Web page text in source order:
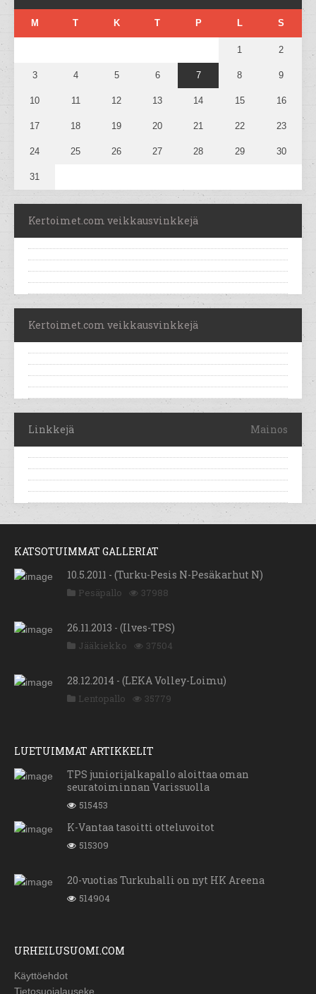
M T K T P L S
1 2
3 4 5 6 7 8 9
10 11 12 13 14 15 16
17 18 19 20 21 22 23
24 25 26 27 28 29 30
31
Kertoimet.com veikkausvinkkejä
Kertoimet.com veikkausvinkkejä
Linkkejä Mainos
KATSOTUIMMAT GALLERIAT
10.5.2011 - (Turku-Pesis N-Pesäkarhut N)
Pesäpallo 37988
26.11.2013 - (Ilves-TPS)
Jääkiekko 37504
28.12.2014 - (LEKA Volley-Loimu)
Lentopallo 35779
LUETUIMMAT ARTIKKELIT
TPS juniorijalkapallo aloittaa oman
seuratoiminnan Varissuolla
515453
K-Vantaa tasoitti otteluvoitot
515309
20-vuotias Turkuhalli on nyt HK Areena
514904
URHEILUSUOMI.COM
Käyttöehdot
Tietosuojalauseke